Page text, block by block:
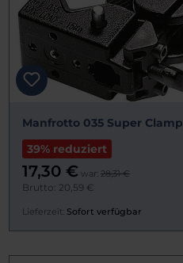
Manfrotto 035 Super Clamp
39% reduziert
17,30 € war: 28,31 €
Brutto: 20,59 €
Lieferzeit: Sofort verfügbar